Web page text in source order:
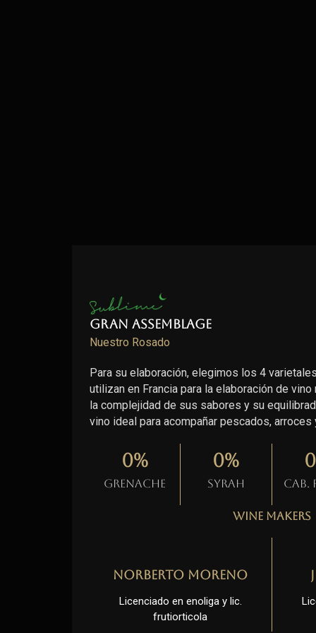
Gran Assemblage
Nuestro Rosado
Para su elaboración, elegimos los 4
utilizan en Francia para la elaboración de
la complejidad de sus sabores y su
vino ideal para acompañar pescados, arroces
Grenache
0%
Syrah
0%
Cab.
0
Wine Makers
Norberto Moreno
Licenciado en enoliga y lic.
frutiorticola